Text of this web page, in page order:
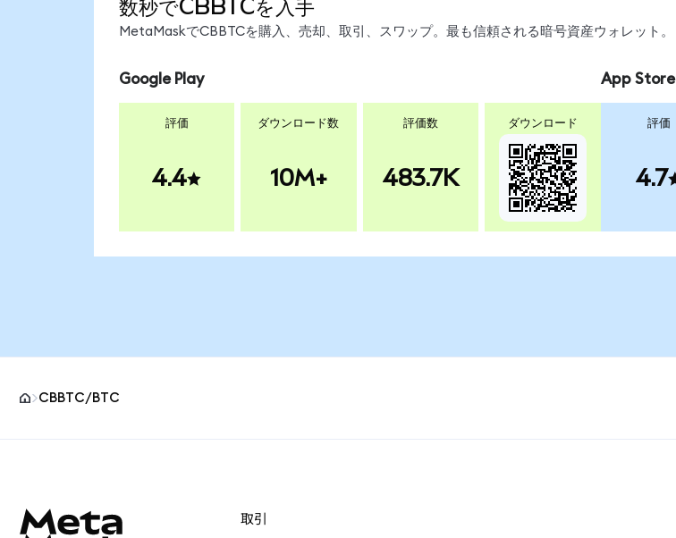
数秒でCBBTCを入手
MetaMaskでCBBTCを購入、売却、取引、スワップ。最も信頼される暗号資産ウォレット。
Google Play
評価
4.4
ダウンロード数
10M+
評価数
483.7K
ダウンロード
App Store
評価
4.7
CBBTC/BTC
取引